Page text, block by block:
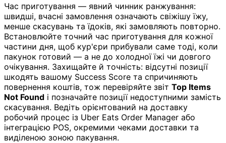
Час приготування — явний чинник ранжування:
швидші, вчасні замовлення означають свіжішу їжу,
менше скасувань та їдоків, які замовляють повторно.
Встановлюйте точний час приготування для кожної
частини дня, щоб кур'єри прибували саме тоді, коли
пакунок готовий — а не до холодної їжі чи довгого
очікування. Захищайте й точність: відсутні позиції
шкодять вашому Success Score та спричиняють
повернення коштів, тож перевіряйте звіт Top Items
Not Found і позначайте позиції недоступними замість
скасування. Ведіть орієнтований на доставку
робочий процес із Uber Eats Order Manager або
інтеграцією POS, окремими чеками доставки та
виділеною зоною пакування.